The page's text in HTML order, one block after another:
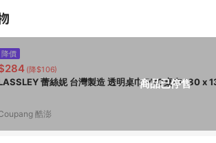
商品已停售
降價
(降$106)
酷澎